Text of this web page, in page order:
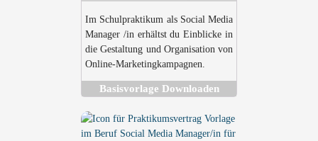
Im Schulpraktikum als Social Media
Manager /in erhältst du Einblicke in
die Gestaltung und Organisation von
Online-Marketingkampagnen.
Basisvorlage Downloaden